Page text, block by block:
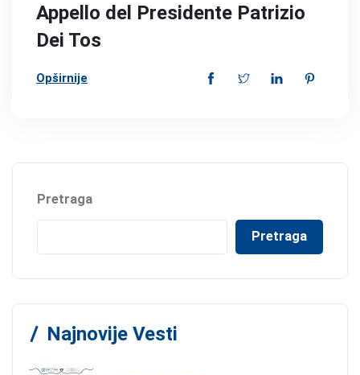
Appello del Presidente Patrizio
Dei Tos
Opširnije
Pretraga
Pretraga
Najnovije Vesti